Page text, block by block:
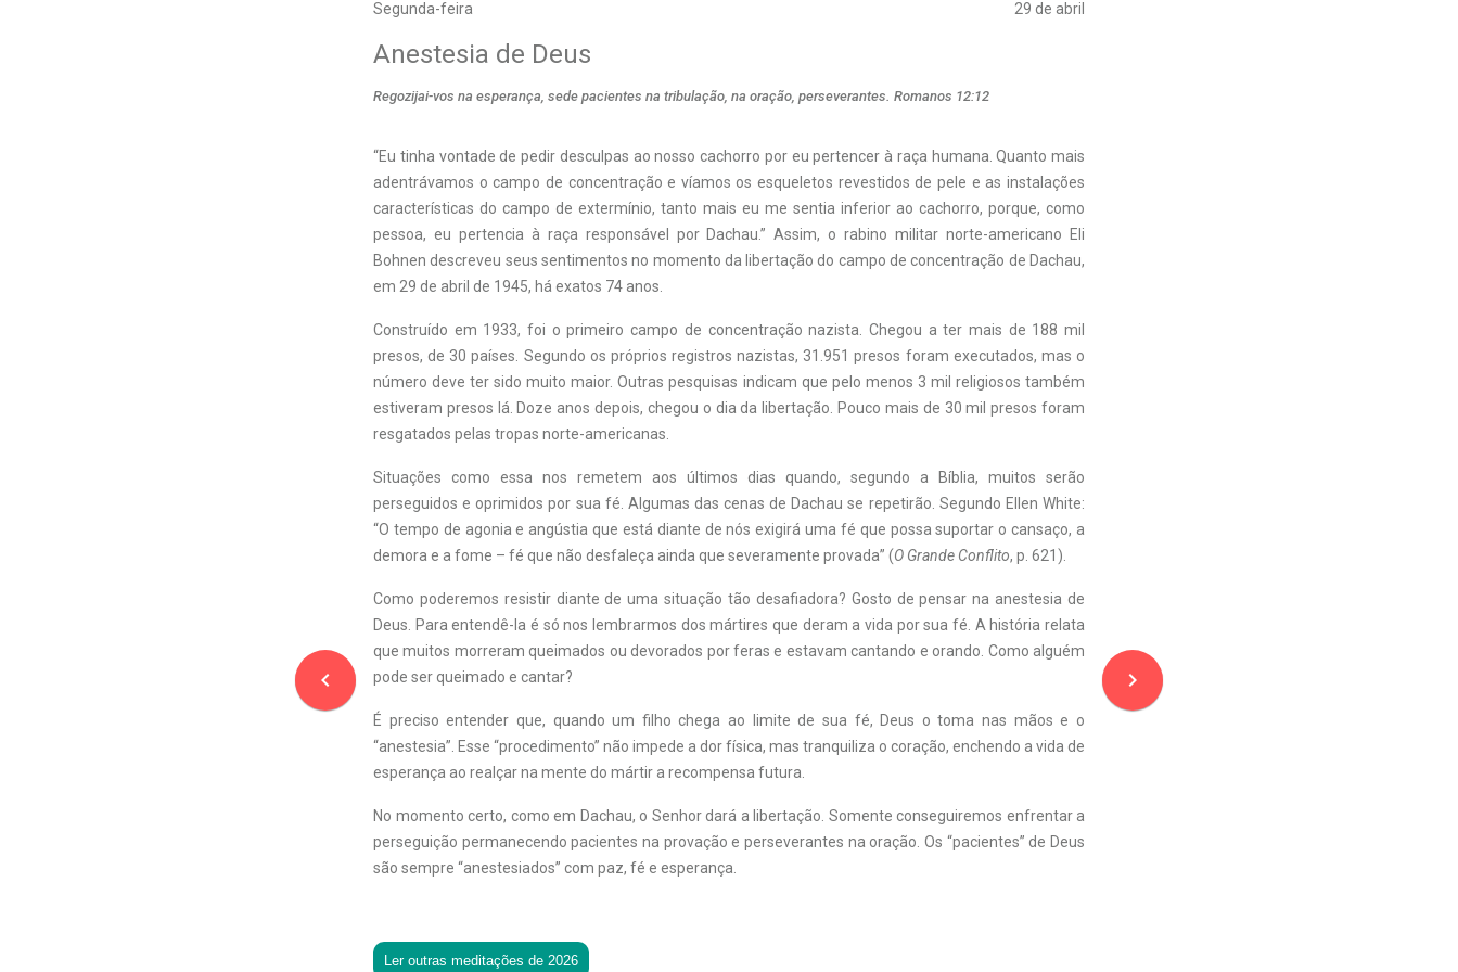
Segunda-feira 29 de abril
navigate_before
Anestesia de Deus
Regozijai-vos na esperança, sede pacientes na tribulação, na oração, perseverantes. Romanos 12:12
“Eu tinha vontade de pedir desculpas ao nosso cachorro por eu pertencer à raça humana. Quanto mais
adentrávamos o campo de concentração e víamos os esqueletos revestidos de pele e as instalações
características do campo de extermínio, tanto mais eu me sentia inferior ao cachorro, porque, como
pessoa, eu pertencia à raça responsável por Dachau.” Assim, o rabino militar norte-americano Eli
Bohnen descreveu seus sentimentos no momento da libertação do campo de concentração de Dachau,
em 29 de abril de 1945, há exatos 74 anos.
Construído em 1933, foi o primeiro campo de concentração nazista. Chegou a ter mais de 188 mil
presos, de 30 países. Segundo os próprios registros nazistas, 31.951 presos foram executados, mas o
número deve ter sido muito maior. Outras pesquisas indicam que pelo menos 3 mil religiosos também
estiveram presos lá. Doze anos depois, chegou o dia da libertação. Pouco mais de 30 mil presos foram
resgatados pelas tropas norte-americanas.
Situações como essa nos remetem aos últimos dias quando, segundo a Bíblia, muitos serão
perseguidos e oprimidos por sua fé. Algumas das cenas de Dachau se repetirão. Segundo Ellen White:
“O tempo de agonia e angústia que está diante de nós exigirá uma fé que possa suportar o cansaço, a
demora e a fome – fé que não desfaleça ainda que severamente provada” (O Grande Conflito, p. 621).
Como poderemos resistir diante de uma situação tão desafiadora? Gosto de pensar na anestesia de
Deus. Para entendê-la é só nos lembrarmos dos mártires que deram a vida por sua fé. A história relata
que muitos morreram queimados ou devorados por feras e estavam cantando e orando. Como alguém
pode ser queimado e cantar?
É preciso entender que, quando um filho chega ao limite de sua fé, Deus o toma nas mãos e o
“anestesia”. Esse “procedimento” não impede a dor física, mas tranquiliza o coração, enchendo a vida de
esperança ao realçar na mente do mártir a recompensa futura.
No momento certo, como em Dachau, o Senhor dará a libertação. Somente conseguiremos enfrentar a
perseguição permanecendo pacientes na provação e perseverantes na oração. Os “pacientes” de Deus
são sempre “anestesiados” com paz, fé e esperança.
Ler outras meditações de 2026
navigate_next